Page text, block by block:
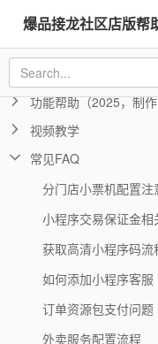
爆品接龙社区店版帮
产品介绍
功能帮助
功能帮助（2025，制
视频教学
常见FAQ
分门店小票机配置注
小程序交易保证金相
获取高清小程序码流
如何添加小程序客服
订单资源包支付问题
外卖服务配置流程